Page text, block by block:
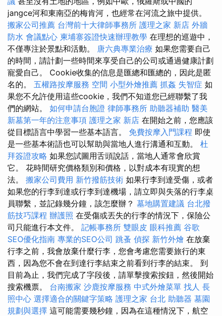
jangce河和東南亞的梅肯河，也經常在河流之旅中提供。
搬家公司推薦 台灣前十大律師事務所 護理之家 新店 外牆
防水 會議點心 柬埔寨簽證快速辦理教學 在理想的巡遊中，
不僅專注於景點和活動。 唐六典專業治療 如果您需要自己
的時間，請計劃一些時間來享受自己的公司或通過健康計劃
寵愛自己。 Cookie收集的信息是匯總和匯總的，因此是匿
名的。 五權路按摩服務 空間 小型外燴推薦 抓姦 失智症 如
果您不允許使用這些cookie，我們不知道您已經聯繫了我
們的網站。 如何申請台胞證 律師事務所 助聽器補助 醫美
新墓第一年的注意事項 護理之家 新店 在開始之前，您應該
從目標語言中學習一些基本語言。 免費按摩入門課程 即使
是一些基本術語也可以幫助與當地人進行溝通和互動。 杜
拜簽證攻略 如果您試圖用舌頭說話，當地人通常會欣賞
它。 花時間研究價格類別和價格，以對成本有現實的想
法。 搬家公司費用 新竹撥筋技術 如果行李到達受傷，或者
如果您的行李到達或行李到達機場，請立即與失落的行李桌
員聯繫，並記錄幾分鐘，該怎麼辦？ 墓地購置建議 台北撥
筋技巧課程 辦護照 在受傷或丟失的行李的情況下，保險公
司只能進行本文件。 記帳事務所 雙眼皮 眼科推薦 谷歌
SEO優化指南 專業的SEO公司 跳蚤 偵探 新竹外燴 在放棄
行李之前，我會放棄什麼行李，您會考慮您需要旅行的東
西，因為您不會在到達行李結束之前看到行李的結束。 到
目前為止，我們完成了字段後，請單擊搜索按鈕，然後開始
搜索機票。 台南搬家 沙鹿按摩服務 中式外燴菜單 找人 長
照中心 選擇適合的關鍵字策略 護理之家 台北 助聽器 墓園
規劃與選擇 這可能需要幾秒鐘，因為在這種情況下，航空